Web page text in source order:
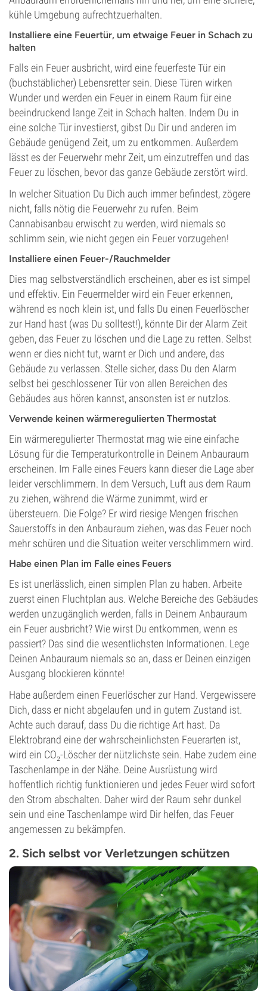
kühle Umgebung aufrechtzuerhalten.
Installiere eine Feuertür, um etwaige Feuer in Schach zu
halten
Falls ein Feuer ausbricht, wird eine feuerfeste Tür ein
(buchstäblicher) Lebensretter sein. Diese Türen wirken
Wunder und werden ein Feuer in einem Raum für eine
beeindruckend lange Zeit in Schach halten. Indem Du in
eine solche Tür investierst, gibst Du Dir und anderen im
Gebäude genügend Zeit, um zu entkommen. Außerdem
lässt es der Feuerwehr mehr Zeit, um einzutreffen und das
Feuer zu löschen, bevor das ganze Gebäude zerstört wird.
In welcher Situation Du Dich auch immer befindest, zögere
nicht, falls nötig die Feuerwehr zu rufen. Beim
Cannabisanbau erwischt zu werden, wird niemals so
schlimm sein, wie nicht gegen ein Feuer vorzugehen!
Installiere einen Feuer-/Rauchmelder
Dies mag selbstverständlich erscheinen, aber es ist simpel
und effektiv. Ein Feuermelder wird ein Feuer erkennen,
während es noch klein ist, und falls Du einen Feuerlöscher
zur Hand hast (was Du solltest!), könnte Dir der Alarm Zeit
geben, das Feuer zu löschen und die Lage zu retten. Selbst
wenn er dies nicht tut, warnt er Dich und andere, das
Gebäude zu verlassen. Stelle sicher, dass Du den Alarm
selbst bei geschlossener Tür von allen Bereichen des
Gebäudes aus hören kannst, ansonsten ist er nutzlos.
Verwende keinen wärmeregulierten Thermostat
Ein wärmeregulierter Thermostat mag wie eine einfache
Lösung für die Temperaturkontrolle in Deinem Anbauraum
erscheinen. Im Falle eines Feuers kann dieser die Lage aber
leider verschlimmern. In dem Versuch, Luft aus dem Raum
zu ziehen, während die Wärme zunimmt, wird er
übersteuern. Die Folge? Er wird riesige Mengen frischen
Sauerstoffs in den Anbauraum ziehen, was das Feuer noch
mehr schüren und die Situation weiter verschlimmern wird.
Habe einen Plan im Falle eines Feuers
Es ist unerlässlich, einen simplen Plan zu haben. Arbeite
zuerst einen Fluchtplan aus. Welche Bereiche des Gebäudes
werden unzugänglich werden, falls in Deinem Anbauraum
ein Feuer ausbricht? Wie wirst Du entkommen, wenn es
passiert? Das sind die wesentlichsten Informationen. Lege
Deinen Anbauraum niemals so an, dass er Deinen einzigen
Ausgang blockieren könnte!
Habe außerdem einen Feuerlöscher zur Hand. Vergewissere
Dich, dass er nicht abgelaufen und in gutem Zustand ist.
Achte auch darauf, dass Du die richtige Art hast. Da
Elektrobrand eine der wahrscheinlichsten Feuerarten ist,
wird ein CO₂-Löscher der nützlichste sein. Habe zudem eine
Taschenlampe in der Nähe. Deine Ausrüstung wird
hoffentlich richtig funktionieren und jedes Feuer wird sofort
den Strom abschalten. Daher wird der Raum sehr dunkel
sein und eine Taschenlampe wird Dir helfen, das Feuer
angemessen zu bekämpfen.
2. Sich selbst vor Verletzungen schützen